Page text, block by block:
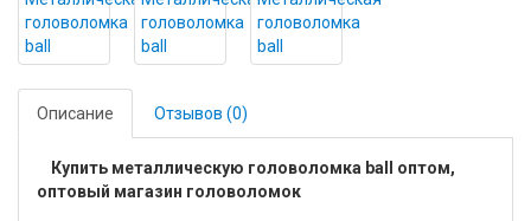
Описание Отзывов (0)
Купить металлическую головоломка ball оптом,
оптовый магазин головоломок